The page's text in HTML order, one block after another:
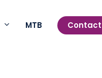
MTB Contact